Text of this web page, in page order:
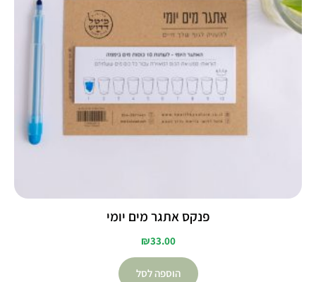
פנקס אתגר מים יומי
₪33.00
הוספה לסל